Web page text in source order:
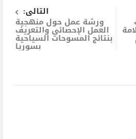
التالى:
ورشة عمل حول منهجية
العمل الإحصائي والتعريف
بنتائج المسوحات السياحية
بسوريا